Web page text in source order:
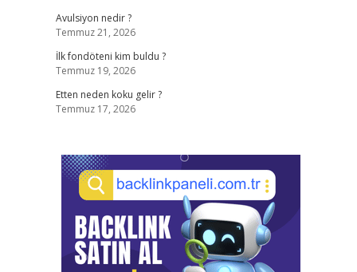
Avulsiyon nedir ?
Temmuz 21, 2026
İlk fondöteni kim buldu ?
Temmuz 19, 2026
Etten neden koku gelir ?
Temmuz 17, 2026